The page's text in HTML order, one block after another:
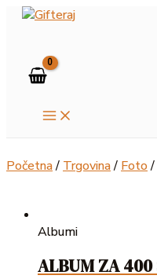
Skip
MENU
Početna/ Trgovina/ Foto/
Albumi
ALBUM ZA